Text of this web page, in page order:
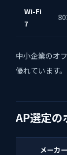
Wi-Fi
7
中小企業のオ
優れています。
AP選定の
メーカー